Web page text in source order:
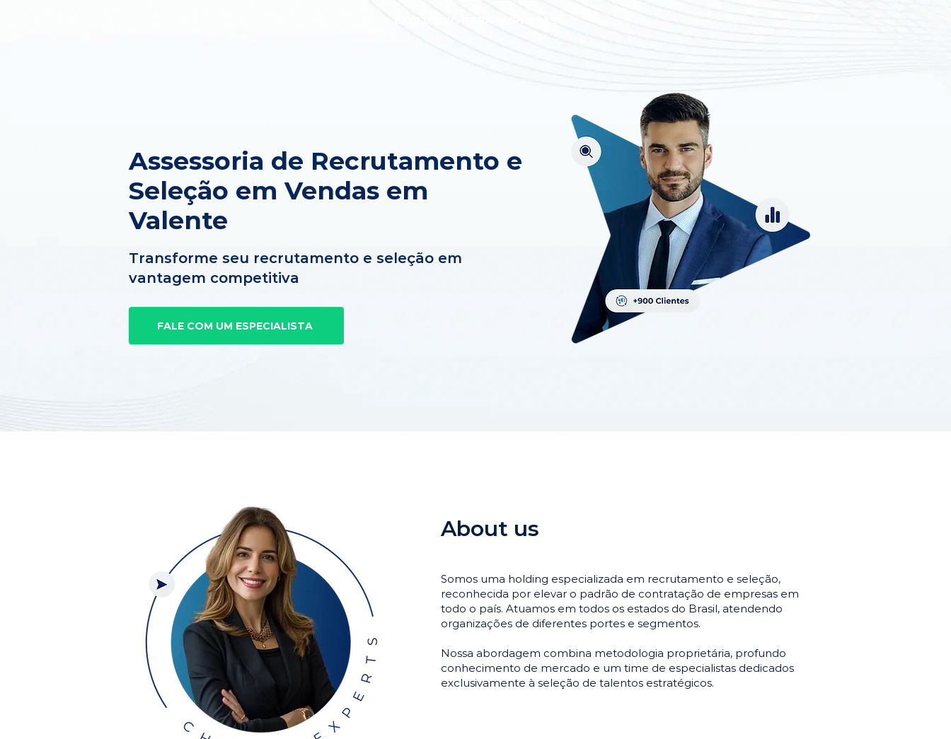
Assessoria de Recrutamento e
Seleção em Vendas em
Valente
Transforme seu recrutamento e seleção em
vantagem competitiva
FALE COM UM ESPECIALISTA
About us
Somos uma holding especializada em recrutamento e seleção,
reconhecida por elevar o padrão de contratação de empresas em
todo o país. Atuamos em todos os estados do Brasil, atendendo
organizações de diferentes portes e segmentos.
Nossa abordagem combina metodologia proprietária, profundo
conhecimento de mercado e um time de especialistas dedicados
exclusivamente à seleção de talentos estratégicos.